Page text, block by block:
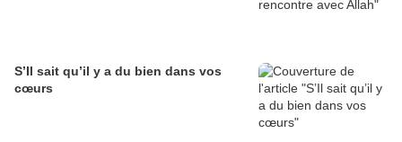
S’Il sait qu’il y a du bien dans vos
cœurs